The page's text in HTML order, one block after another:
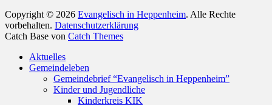
Copyright © 2026 Evangelisch in Heppenheim. Alle Rechte
vorbehalten. Datenschutzerklärung
Catch Base von Catch Themes
oben
scrollen
Aktuelles
Gemeindeleben
Gemeindebrief “Evangelisch in Heppenheim”
Kinder und Jugendliche
Kinderkreis KIK